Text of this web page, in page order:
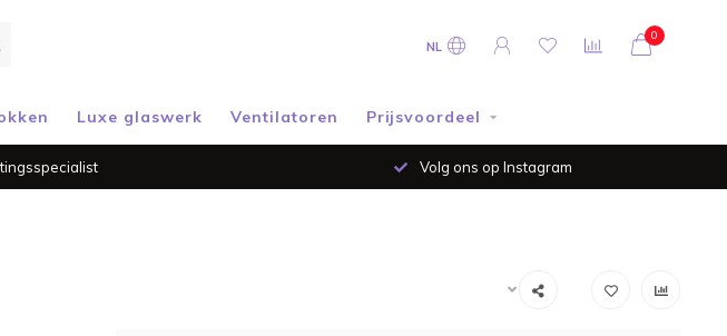
NL
0
Luxe glaswerk Ventilatoren Prijsvoordeel
Volg ons op Instagram